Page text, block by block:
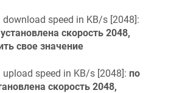
http://bin.entware.net/mipselsf-
(1.4.49-2) to root...
http://bin.entware.net/mipselsf-
mod-auth (1.4.49-2) to
http://bin.entware.net/mipselsf-
download speed in KB/s [2048]:
скорость 2048,
свое значение
speed in KB/s [2048]: по
скорость 2048,